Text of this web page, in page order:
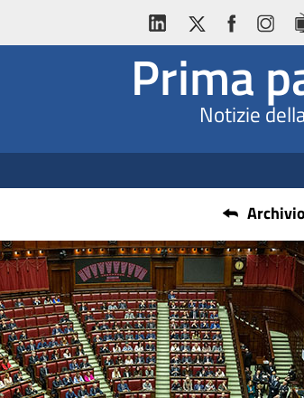
Prima
Notizie